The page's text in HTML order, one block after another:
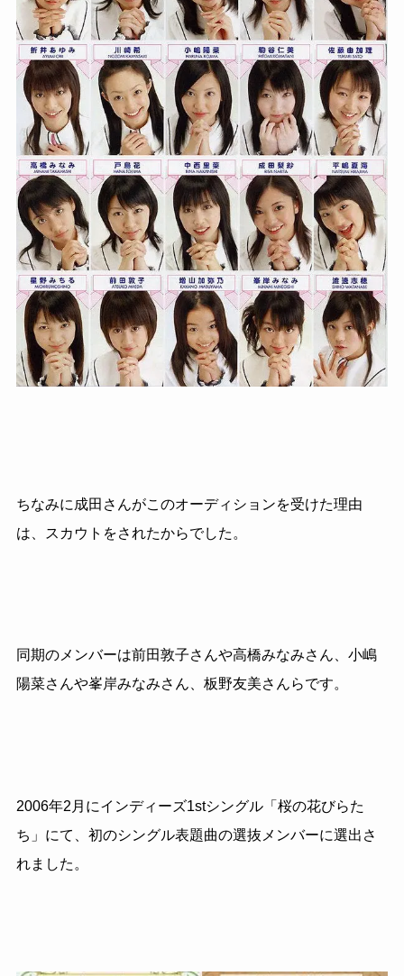
ちなみに成田さんがこのオーディションを受けた理由
は、スカウトをされたからでした。
同期のメンバーは前田敦子さんや高橋みなみさん、小嶋
陽菜さんや峯岸みなみさん、板野友美さんらです。
2006年2月にインディーズ1stシングル「桜の花びらた
ち」にて、初のシングル表題曲の選抜メンバーに選出さ
れました。